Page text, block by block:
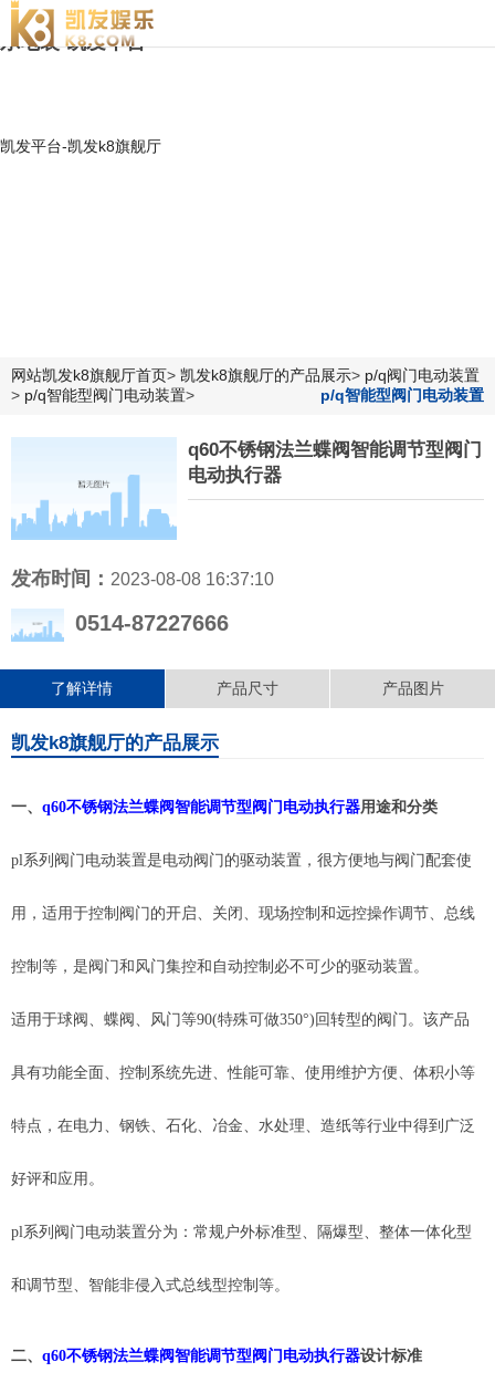
q60不锈钢法兰蝶阀智能调节型阀门电动执行器|江苏贝
尔电装-凯发平台
凯发平台-凯发k8旗舰厅
网站凯发k8旗舰厅首页> 凯发k8旗舰厅的产品展示> p/q阀门电动装置
> p/q智能型阀门电动装置> p/q智能型阀门电动装置
q60不锈钢法兰蝶阀智能调节型阀门
电动执行器
发布时间： 2023-08-08 16:37:10
0514-87227666
了解详情 产品尺寸 产品图片
凯发k8旗舰厅的产品展示
一、 q60不锈钢法兰蝶阀智能调节型阀门电动执行器用途和分类
pl系列阀门电动装置是电动阀门的驱动装置，很方便地与阀门配套使
用，适用于控制阀门的开启、关闭、现场控制和远控操作调节、总线
控制等，是阀门和风门集控和自动控制必不可少的驱动装置。
适用于球阀、蝶阀、风门等90(特殊可做350°)回转型的阀门。该产品
具有功能全面、控制系统先进、性能可靠、使用维护方便、体积小等
特点，在电力、钢铁、石化、冶金、水处理、造纸等行业中得到广泛
好评和应用。
pl系列阀门电动装置分为：常规户外标准型、隔爆型、整体一体化型
和调节型、智能非侵入式总线型控制等。
二、 q60不锈钢法兰蝶阀智能调节型阀门电动执行器设计标准